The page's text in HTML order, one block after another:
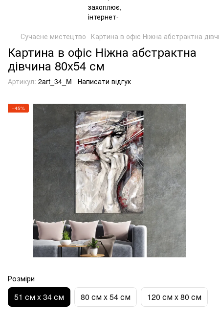
Сучасне мистецтво Картина в офіс Ніжна абстрактна
Картина в офіс Ніжна абстрактна
дівчина 80x54 см
Артикул: 2art_34_M Написати відгук
−45%
Розміри
51 см x 34 см 80 см x 54 см 120 см x 80 см